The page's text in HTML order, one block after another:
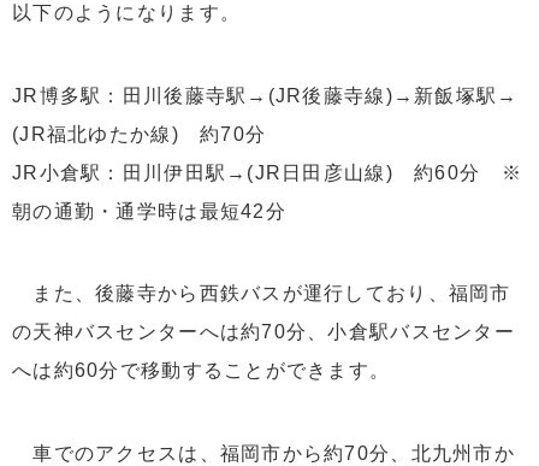
以下のようになります。
JR博多駅：田川後藤寺駅→(JR後藤寺線)→新飯塚駅→
(JR福北ゆたか線) 約70分
JR小倉駅：田川伊田駅→(JR日田彦山線) 約60分 ※
朝の通勤・通学時は最短42分
また、後藤寺から西鉄バスが運行しており、福岡市
の天神バスセンターへは約70分、小倉駅バスセンター
へは約60分で移動することができます。
車でのアクセスは、福岡市から約70分、北九州市か